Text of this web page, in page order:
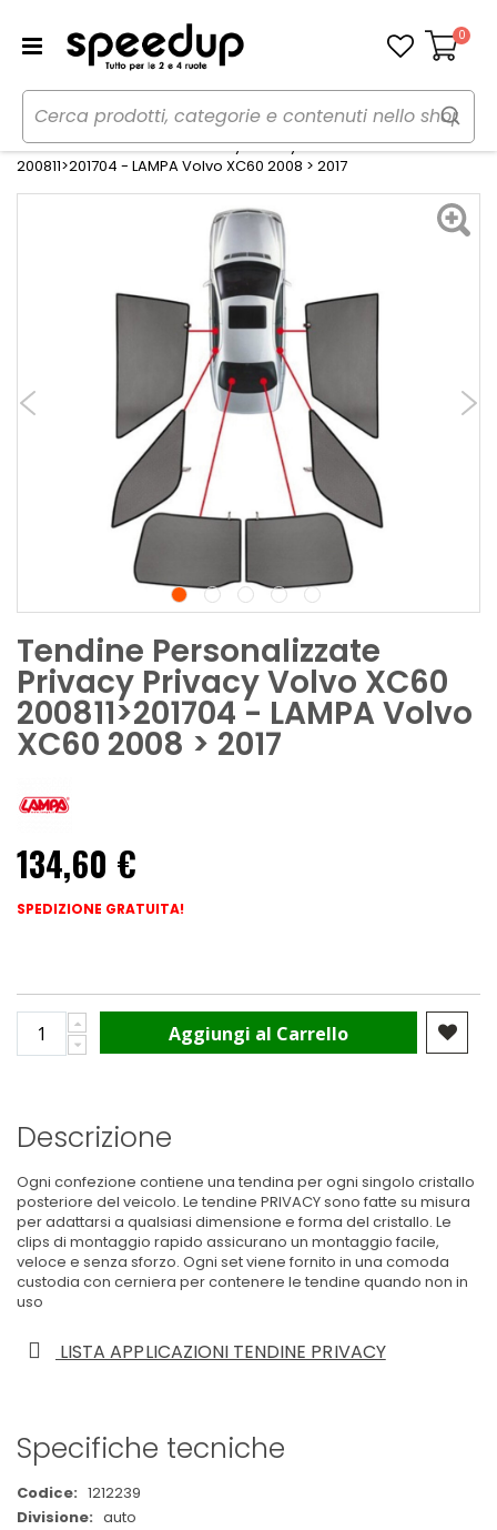
Carrello
0
Home Auto Estate
Tendine parasole
Tendine Personalizzate Privacy Privacy Volvo XC60
200811>201704 - LAMPA Volvo XC60 2008 > 2017
Tendine Personalizzate
Privacy Privacy Volvo XC60
200811>201704 - LAMPA Volvo
XC60 2008 > 2017
134,60 €
SPEDIZIONE GRATUITA!
Aggiungi al Carrello
Descrizione
Ogni confezione contiene una tendina per ogni singolo cristallo
posteriore del veicolo. Le tendine PRIVACY sono fatte su misura
per adattarsi a qualsiasi dimensione e forma del cristallo. Le
clips di montaggio rapido assicurano un montaggio facile,
veloce e senza sforzo. Ogni set viene fornito in una comoda
custodia con cerniera per contenere le tendine quando non in
uso
LISTA APPLICAZIONI TENDINE PRIVACY
Specifiche tecniche
Maggiori
Informazioni
1212239
auto